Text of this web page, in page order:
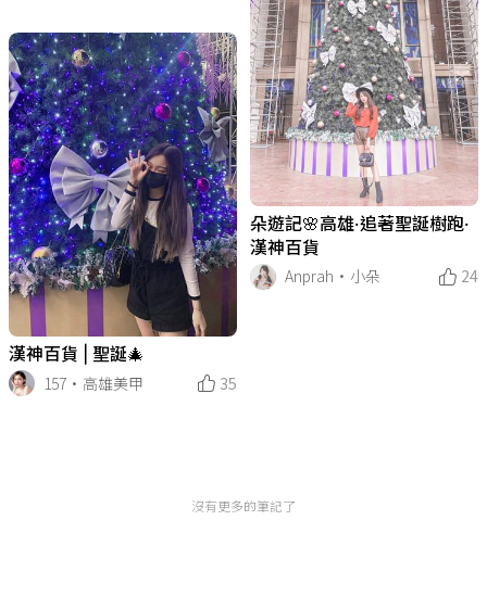
朵遊記🌸高雄·追著聖誕樹跑·
漢神百貨
Anprah·小朵
24
漢神百貨 | 聖誕🎄
157·高雄美甲
35
沒有更多的筆記了